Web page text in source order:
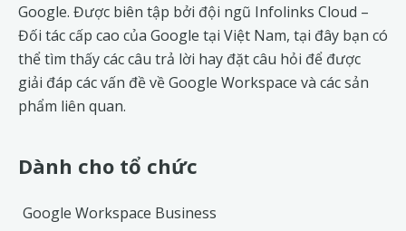
Google. Được biên tập bởi đội ngũ Infolinks Cloud –
Đối tác cấp cao của Google tại Việt Nam, tại đây bạn có
thể tìm thấy các câu trả lời hay đặt câu hỏi để được
giải đáp các vấn đề vềGoogle Workspace và các sản
phẩm liên quan.
Dành cho tổ chức
Google Workspace Business